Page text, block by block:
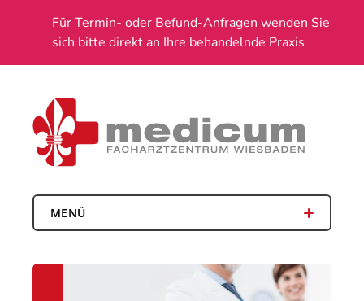
Für Termin- oder Befund-Anfragen wenden Sie
sich bitte direkt an Ihre behandelnde Praxis
MENÜ